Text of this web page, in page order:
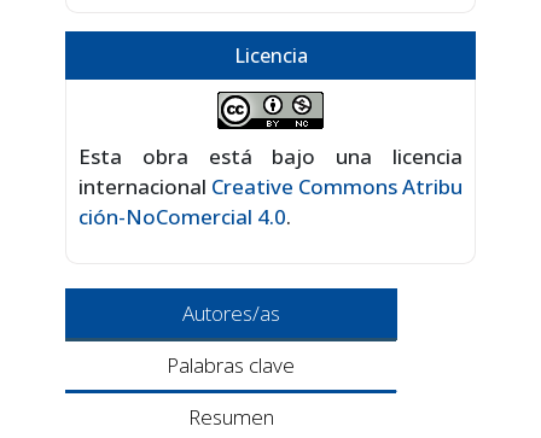
Licencia
Esta obra está bajo una licencia
internacional Creative Commons Atribu
ción-NoComercial 4.0.
Autores/as
Palabras clave
Resumen